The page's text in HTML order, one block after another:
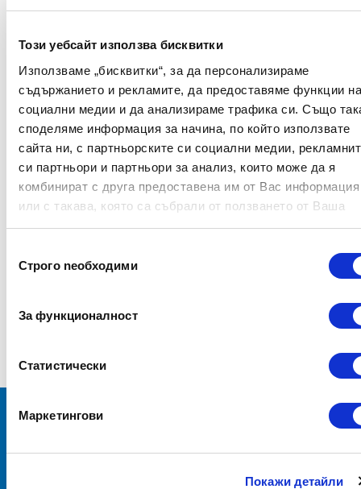
Този уебсайт използва бисквитки
Използваме „бисквитки“, за да персонализираме
съдържанието и рекламите, да предоставяме функции на
социални медии и да анализираме трафика си. Също
споделяме информация за начина, по който използвате
сайта ни, с партньорските си социални медии,
си партньори и партньори за анализ, които може да я
комбинират с друга предоставена им от Вас информация
или с такава, която са събрали от ползването от Ваша
страна на услугите им.
наСтрого nеобходими
За функционалност
Статистически
Маркетингови
Покажи детайли
ЗаедноASEBAschoolиConners
3отлично се допълват, като обрисуват
цялостен емоционално-поведенчески
профилпри деца вучилищна възраст,
проучвайкиедновременно
алтернативни причини
заемоционално-поведенческите
проблеми и
евентуални коморбиднисъстояния.
Възползвайте се от -15% отстъпка от
крайната цена при покупка наConners-
Информирайте се за последните
новини с нашия бюлетин